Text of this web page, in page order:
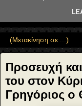
Φιλοσοφία •
Προσευχή
του στον
Γρηγόριος ο